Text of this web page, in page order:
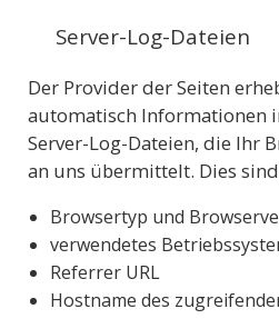
Server-Log-Dateien
Der Provider der Seiten
automatisch Informationen
Server-Log-Dateien, die Ihr
an uns übermittelt. Dies
Browsertyp und
verwendetes
Referrer URL
Hostname des